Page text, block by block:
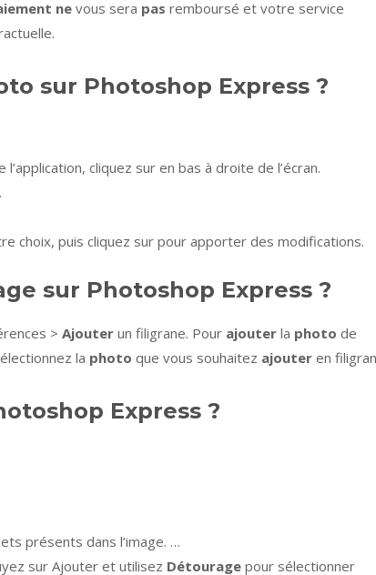
ne vous sera pas remboursé et votre service
sur Photoshop Express ?
cliquez sur en bas à droite de l’écran.
choix, puis cliquez sur pour apporter des modifications.
sur Photoshop Express ?
> Ajouter un filigrane. Pour ajouter la photo de
la photo que vous souhaitez ajouter en
Express ?
présents dans l’image. …
sur Ajouter et utilisez Détourage pour sélectionner